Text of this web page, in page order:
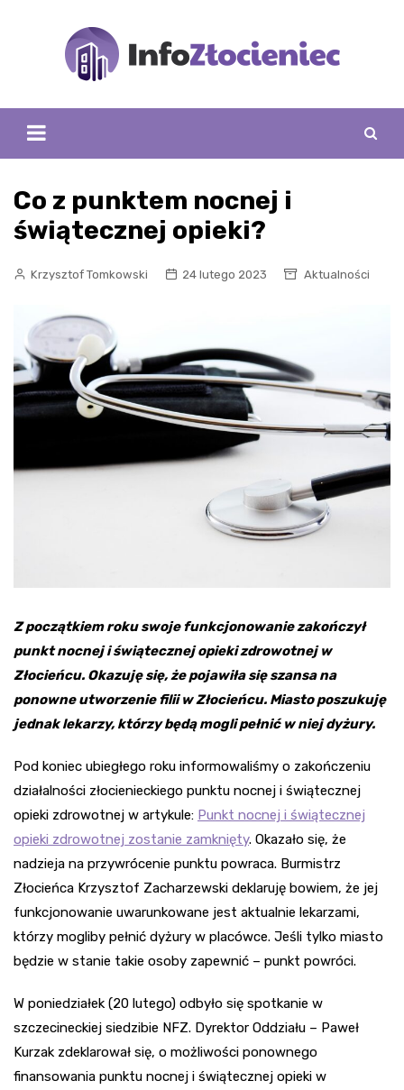
Co z punktem nocnej i
świątecznej opieki?
Krzysztof Tomkowski 24 lutego 2023 Aktualności
Z początkiem roku swoje funkcjonowanie zakończył
punkt nocnej i świątecznej opieki zdrowotnej w
Złocieńcu. Okazuję się, że pojawiła się szansa na
ponowne utworzenie filii w Złocieńcu. Miasto poszukuję
jednak lekarzy, którzy będą mogli pełnić w niej dyżury.
Pod koniec ubiegłego roku informowaliśmy o zakończeniu
działalności złocienieckiego punktu nocnej i świątecznej
opieki zdrowotnej w artykule: Punkt nocnej i świątecznej
opieki zdrowotnej zostanie zamknięty. Okazało się, że
nadzieja na przywrócenie punktu powraca. Burmistrz
Złocieńca Krzysztof Zacharzewski deklaruję bowiem, że jej
funkcjonowanie uwarunkowane jest aktualnie lekarzami,
którzy mogliby pełnić dyżury w placówce. Jeśli tylko miasto
będzie w stanie takie osoby zapewnić – punkt powróci.
W poniedziałek (20 lutego) odbyło się spotkanie w
szczecineckiej siedzibie NFZ. Dyrektor Oddziału – Paweł
Kurzak zdeklarował się, o możliwości ponownego
finansowania punktu nocnej i świątecznej opieki w